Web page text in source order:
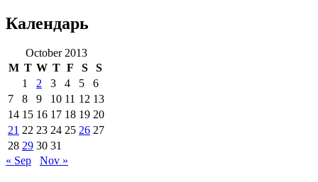
Календарь
October 2013
M T W T F S
S
1
2 3 4 5
6
7
8 9 10 11 12 13
14 15 16 17 18 19 20
21 22 23 24 25 26 27
28 29 30 31
« Sep
Nov »